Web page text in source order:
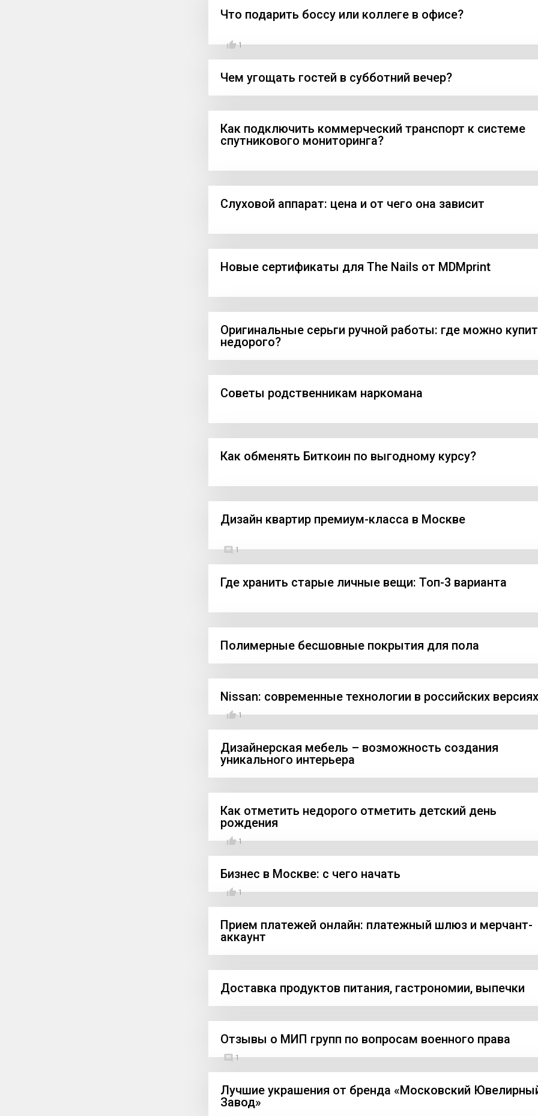
Что подарить боссу или коллеге в офисе?
1
Чем угощать гостей в субботний вечер?
Как подключить коммерческий транспорт к системе
спутникового мониторинга?
Слуховой аппарат: цена и от чего она зависит
Новые сертификаты для The Nails от MDMprint
Оригинальные серьги ручной работы: где можно
недорого?
Советы родственникам наркомана
Как обменять Биткоин по выгодному курсу?
Дизайн квартир премиум-класса в Москве
1
Где хранить старые личные вещи: Топ-3 варианта
Полимерные бесшовные покрытия для пола
Nissan: современные технологии в российских версиях
1
Дизайнерская мебель – возможность создания
уникального интерьера
Как отметить недорого отметить детский день
рождения
1
Бизнес в Москве: с чего начать
1
Прием платежей онлайн: платежный шлюз и мерчант-
аккаунт
Доставка продуктов питания, гастрономии, выпечки
Отзывы о МИП групп по вопросам военного права
1
Лучшие украшения от бренда «Московский
Завод»